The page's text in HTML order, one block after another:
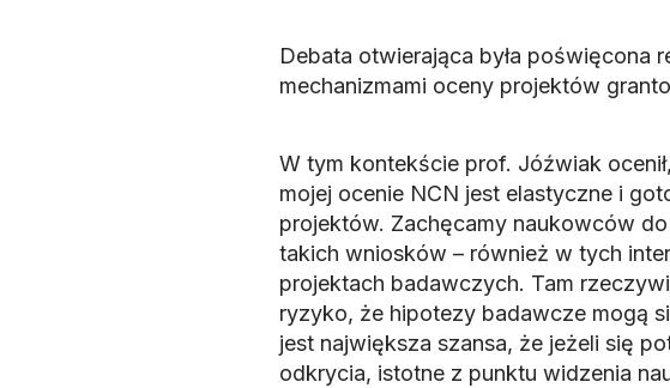
Debata otwierająca była poświęcona
mechanizmami oceny projektów
W tym kontekście prof. Jóźwiak
mojej ocenie NCN jest elastyczne i
projektów. Zachęcamy naukowców
takich wniosków – również w tych
projektach badawczych. Tam
ryzyko, że hipotezy badawcze mogą
jest największa szansa, że jeżeli się
odkrycia, istotne z punktu widzenia